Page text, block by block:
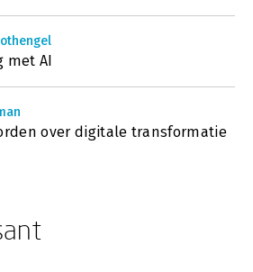
met AI
over digitale transformatie